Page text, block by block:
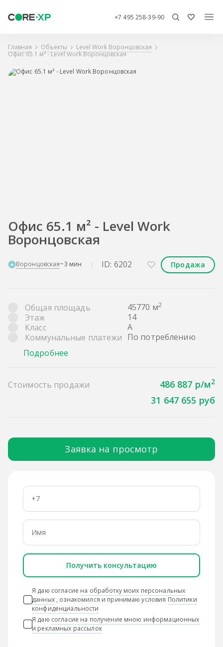
+7 495 258-39-90
Главная Объекты
Level Work Воронцовская
Офис 65.1 м² - Level Work Воронцовская
Офис 65.1 м² - Level Work
Воронцовская
Воронцовская~3 мин ID: 6202 Продажа
Общая площадь 45770 м2
Этаж
14
Класс
A
Коммунальные платежи По потреблению
Подробнее
Стоимость продажи 486 887 р/м2
31 647 655 руб
Заявка на просмотр
Получить консультацию
Я даю согласие на обработку моих персональных
данных, ознакомился и принимаю условия Политики
конфиденциальности
Я даю согласие на получение мною информационных
и рекламных рассылок